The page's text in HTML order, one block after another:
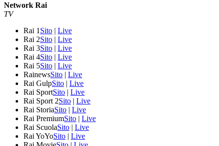
Network Rai
TV
Rai 1 Sito | Live
Rai 2Sito | Live
Rai 3Sito | Live
Rai 4Sito | Live
Rai 5Sito | Live
RainewsSito | Live
Rai GulpSito | Live
Rai SportSito | Live
Rai Sport 2Sito | Live
Rai StoriaSito | Live
Rai PremiumSito | Live
Rai ScuolaSito | Live
Rai YoYoSito | Live